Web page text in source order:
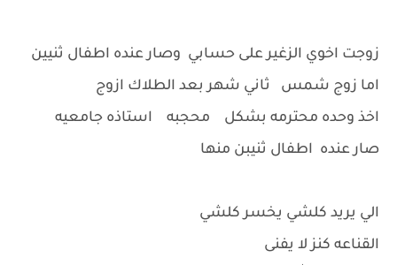
زوجت اخوي الزغير على حسابي وصار عنده اطفال ثنيين
اما زوج شمس ثاني شهر بعد الطلاك ازوج
اخذ وحده محترمه بشكل محجبه استاذه جامعيه
صار عنده اطفال ثنيبن منها
الي يريد كلشي يخسر كلشي
القناعه كنز لا يفنى